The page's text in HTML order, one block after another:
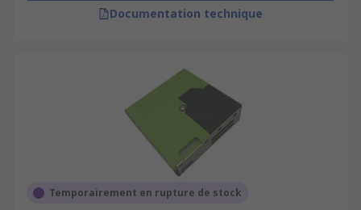
Documentation technique
Temporairement en rupture de stock